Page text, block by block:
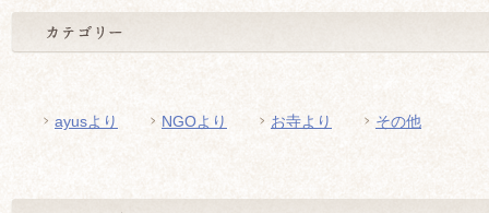
ayusより NGOより お寺より その他